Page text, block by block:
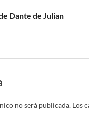
Dante de Julian
no será publicada. Los